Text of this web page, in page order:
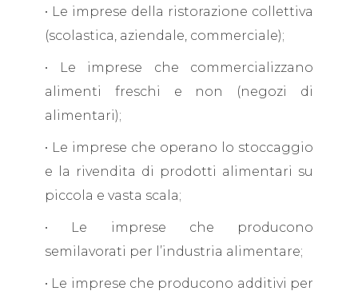
• Le imprese della ristorazione collettiva
(scolastica, aziendale, commerciale);
• Le imprese che commercializzano
alimenti freschi e non (negozi di
alimentari);
• Le imprese che operano lo stoccaggio
e la rivendita di prodotti alimentari su
piccola e vasta scala;
• Le imprese che producono
semilavorati per l’industria alimentare;
• Le imprese che producono additivi per